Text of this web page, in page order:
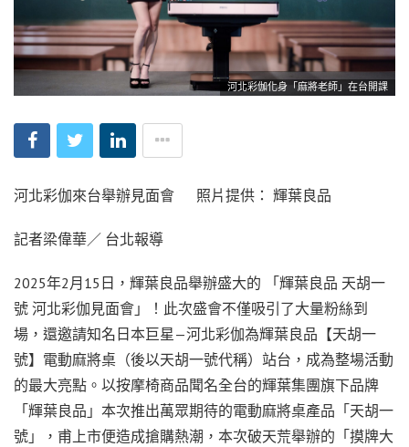
河北彩伽化身「麻將老師」在台開課
河北彩伽來台舉辦見面會 照片提供： 輝葉良品
記者梁偉華／ 台北報導
2025年2月15日，輝葉良品舉辦盛大的 「輝葉良品 天胡一
號 河北彩伽見面會」！此次盛會不僅吸引了大量粉絲到
場，還邀請知名日本巨星—河北彩伽為輝葉良品【天胡一
號】電動麻將桌（後以天胡一號代稱）站台，成為整場活動
的最大亮點。以按摩椅商品聞名全台的輝葉集團旗下品牌
「輝葉良品」本次推出萬眾期待的電動麻將桌產品「天胡一
號」，甫上市便造成搶購熱潮，本次破天荒舉辦的「摸牌大